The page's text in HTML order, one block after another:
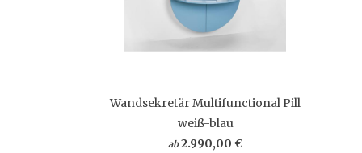
Wandsekretär Multifunctional Pill
weiß-blau
ab 2.990,00 €